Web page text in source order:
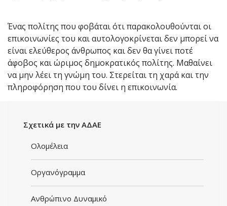
Ένας πολίτης που φοβάται ότι παρακολουθούνται οι
επικοινωνίες του και αυτολογοκρίνεται δεν μπορεί να
είναι ελεύθερος άνθρωπος και δεν θα γίνει ποτέ
άφοβος και ώριμος δημοκρατικός πολίτης. Μαθαίνει
να μην λέει τη γνώμη του. Στερείται τη χαρά και την
πληροφόρηση που του δίνει η επικοινωνία.
Σχετικά με την ΑΔΑΕ
Ολομέλεια
Οργανόγραμμα
Ανθρώπινο Δυναμικό